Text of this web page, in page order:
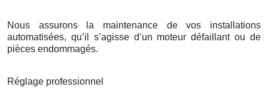
Nous assurons la maintenance de vos installations
automatisées, qu’il s’agisse d’un moteur défaillant ou de
pièces endommagés.
Réglage professionnel